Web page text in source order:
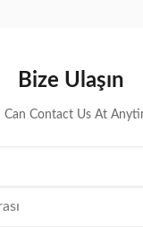
ATTENTION: We
Bize Ulaşın
Can Contact Us At